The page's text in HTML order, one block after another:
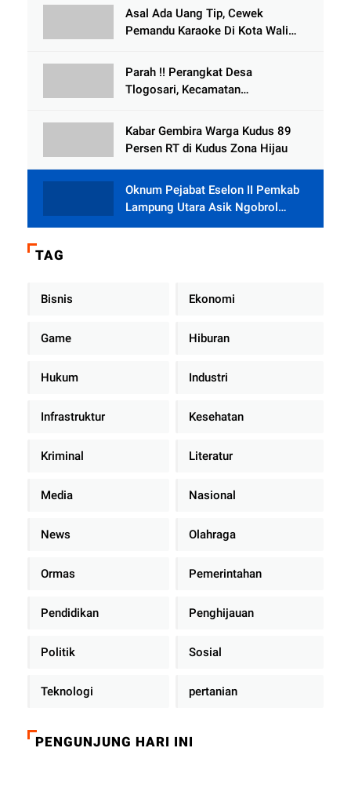
Tlogowungu, di Duga
Selewengkan Bantuan Mushola
Asal Ada Uang Tip, Cewek
Pemandu Karaoke Di Kota Wali
Parah !! Perangkat Desa
Tlogosari, Kecamatan
Rumah dari BAZNAS
Kabar Gembira Warga Kudus 89
Persen RT di Kudus Zona Hijau
Oknum Pejabat Eselon II Pemkab
Lampung Utara Asik Ngobrol
Dengan Teman Kencan Wanitanya
TAG
Bisnis Ekonomi
Game Hiburan
Hukum Industri
Infrastruktur Kesehatan
Kriminal Literatur
Media Nasional
News Olahraga
Ormas Pemerintahan
Pendidikan Penghijauan
Politik Sosial
Teknologi pertanian
PENGUNJUNG HARI INI